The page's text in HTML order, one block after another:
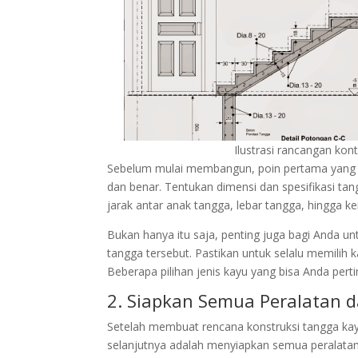
Ilustrasi rancangan
Sebelum mulai membangun, poin pertama
dan benar. Tentukan dimensi dan spesifikasi
jarak antar anak tangga, lebar tangga, hingga
Bukan hanya itu saja, penting juga bagi Anda
tangga tersebut. Pastikan untuk selalu memilih
Beberapa pilihan jenis kayu yang bisa Anda
2. Siapkan Semua Peralatan
Setelah membuat rencana konstruksi tangga
selanjutnya adalah menyiapkan semua